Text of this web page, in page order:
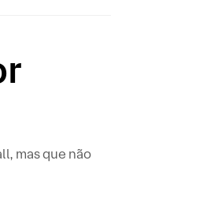
mas que não